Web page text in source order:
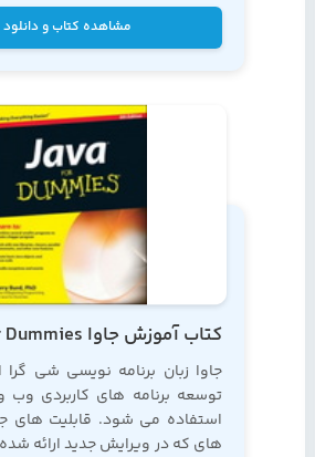
مشاهده کتاب و دانلود
کتاب آموزش جاوا Java For Dummies
جاوا زبان برنامه نویسی شی
توسعه برنامه های کاربردی وب
استفاده می شود. قابلیت های
های که در ویرایش جدید ارائه